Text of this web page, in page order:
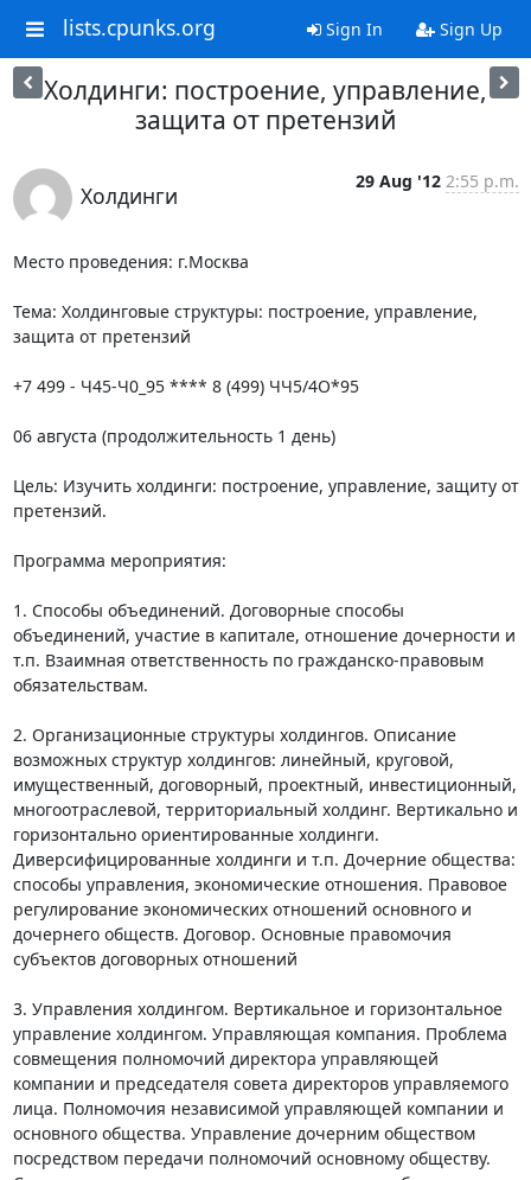
lists.cpunks.org Sign In Sign Up
Холдинги: построение, управление,
защита от претензий
Холдинги
29 Aug '12 2:55 p.m.
Место проведения: г.Москва
Тема: Холдинговые структуры: построение, управление,
защита от претензий
+7 499 - Ч45-Ч0_95 **** 8 (499) ЧЧ5/4О*95
06 августа (продолжительность 1 день)
Цель: Изучить холдинги: построение, управление, защиту от
претензий.
Программа мероприятия:
1. Способы объединений. Договорные способы
объединений, участие в капитале, отношение дочерности и
т.п. Взаимная ответственность по гражданско-правовым
обязательствам.
2. Организационные структуры холдингов. Описание
возможных структур холдингов: линейный, круговой,
имущественный, договорный, проектный, инвестиционный,
многоотраслевой, территориальный холдинг. Вертикально и
горизонтально ориентированные холдинги.
Диверсифицированные холдинги и т.п. Дочерние общества:
способы управления, экономические отношения. Правовое
регулирование экономических отношений основного и
дочернего обществ. Договор. Основные правомочия
субъектов договорных отношений
3. Управления холдингом. Вертикальное и горизонтальное
управление холдингом. Управляющая компания. Проблема
совмещения полномочий директора управляющей
компании и председателя совета директоров управляемого
лица. Полномочия независимой управляющей компании и
основного общества. Управление дочерним обществом
посредством передачи полномочий основному обществу.